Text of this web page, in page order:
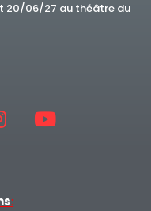
20/06/27 au théâtre du
: